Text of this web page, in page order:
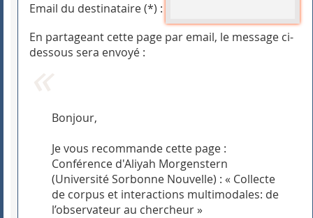
Email du destinataire (*) :
En partageant cette page par email, le message ci-
dessous sera envoyé :
Bonjour,
Je vous recommande cette page :
Conférence d'Aliyah Morgenstern
(Université Sorbonne Nouvelle) : « Collecte
de corpus et interactions multimodales: de
l’observateur au chercheur »